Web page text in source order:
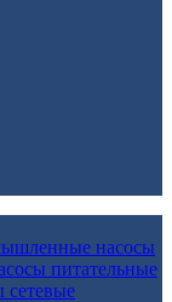
насосы
питательные
сетевые